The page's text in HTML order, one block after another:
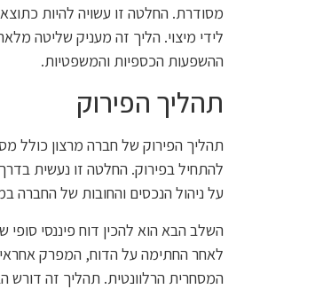
מסודרת. החלטה זו עשויה להיות
לידי מיצוי. הליך זה מעניק שליטה
ההשפעות הכספיות והמשפטיות.
תהליך הפירוק
תהליך הפירוק של חברה מרצון כולל
להתחיל בפירוק. החלטה זו נעשית
על ניהול הנכסים והחובות של החברה
השלב הבא הוא להכין דוח פיננסי
לאחר החתימה על הדוח, המפרק אחראי
המסחרית הרלוונטית. תהליך זה דורש